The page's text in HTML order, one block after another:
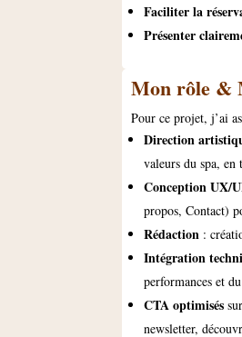
Faciliter la
Présenter
Mon rôle &
Pour ce projet, j’ai
Direction
valeurs du spa,
Conception UX/
propos, Contact)
Rédaction :
Intégration
performances et
CTA optimisés
newsletter,